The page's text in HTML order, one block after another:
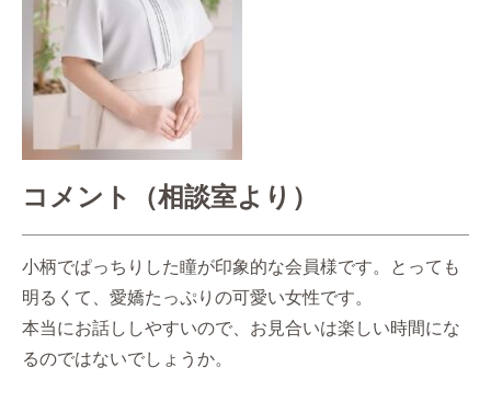
コメント（相談室より）
小柄でぱっちりした瞳が印象的な会員様です。とっても
明るくて、愛嬌たっぷりの可愛い女性です。
本当にお話ししやすいので、お見合いは楽しい時間にな
るのではないでしょうか。